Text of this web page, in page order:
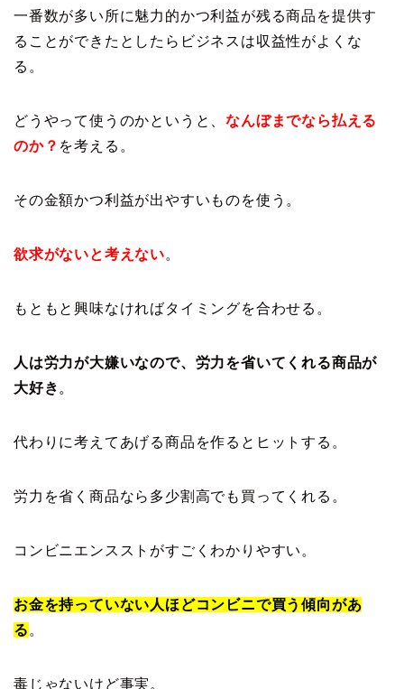
一番数が多い所に魅力的かつ利益が残る商品を提供す
ることができたとしたらビジネスは収益性がよくな
る。
どうやって使うのかというと、なんぼまでなら払える
のか？ を考える。
その金額かつ利益が出やすいものを使う。
欲求がないと考えない。
もともと興味なければタイミングを合わせる。
人は労力が大嫌いなので、労力を省いてくれる商品が
大好き。
代わりに考えてあげる商品を作るとヒットする。
労力を省く商品なら多少割高でも買ってくれる。
コンビニエンスストがすごくわかりやすい。
お金を持っていない人ほどコンビニで買う傾向があ
る。
毒じゃないけど事実。